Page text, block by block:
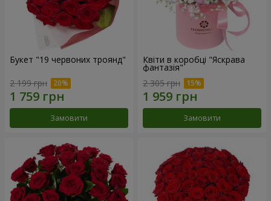
Букет "19 червоних троянд"
2 199 грн
Замовити
Квіти в коробці "Яскрава
фантазія"
2 305 грн
Замовити